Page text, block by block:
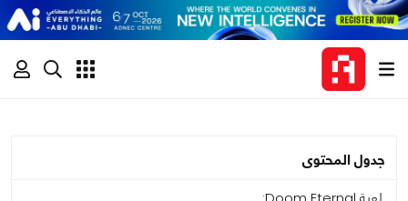
جدول المحتوى